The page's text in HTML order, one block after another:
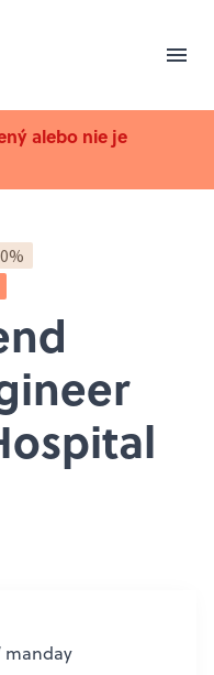
alebo nie je
manday